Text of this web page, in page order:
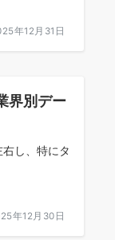
年12月31日
界別デー
し、特にタ
年12月30日